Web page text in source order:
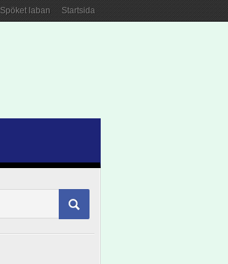
Startsida
Spöket laban